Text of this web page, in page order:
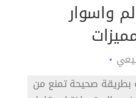
واسوار
بطريقة صحيحة تمنع من